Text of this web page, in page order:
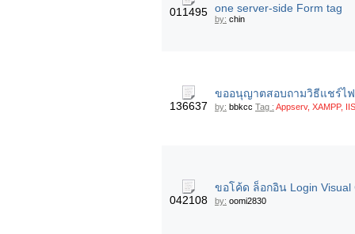
011495 one server-side Form tag
by: chin
136637
ขออนุญาตสอบถามวิธีแชร์ไ
by: bbkcc Tag : Appserv, XAMPP,
042108
ขอโค้ด ล็อกอิน Login
by: oomi2830